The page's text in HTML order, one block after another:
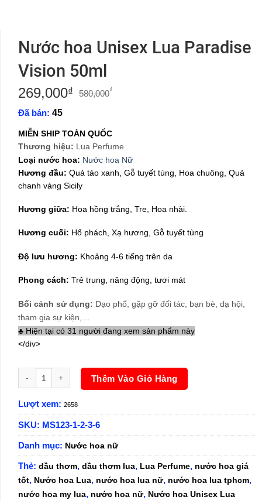
Nước hoa Unisex Lua Paradise
Vision 50ml
580,000₫
269,000₫
Đã bán: 45
MIỄN SHIP TOÀN QUỐC
Thương hiệu: Lua Perfume
Loại nước hoa: Nước hoa Nữ
Hương đầu: Quả táo xanh, Gỗ tuyết tùng, Hoa chuông, Quả
chanh vàng Sicily
Hương giữa: Hoa hồng trắng, Tre, Hoa nhài.
Hương cuối: Hổ phách, Xạ hương, Gỗ tuyết tùng
Độ lưu hương: Khoảng 4-6 tiếng trên da
Phong cách: Trẻ trung, năng động, tươi mát
Bối cảnh sử dụng: Dạo phố, gặp gỡ đối tác, bạn bè, dạ hội,
tham gia sự kiện,…
♣ Hiện tại có 31 người đang xem sản phẩm này
</div>
Nước hoa Unisex Lua Paradise Vision 50ml số lượng
Thêm Vào Giỏ Hàng
Lượt xem: 2658
SKU: MS123-1-2-3-6
Danh mục: Nước hoa nữ
Thẻ: dầu thơm, dầu thơm lua, Lua Perfume, nước hoa giá
tốt, Nước hoa Lua, nước hoa lua nữ, nước hoa lua tphcm,
nước hoa my lua, nước hoa nữ, Nước hoa Unisex Lua